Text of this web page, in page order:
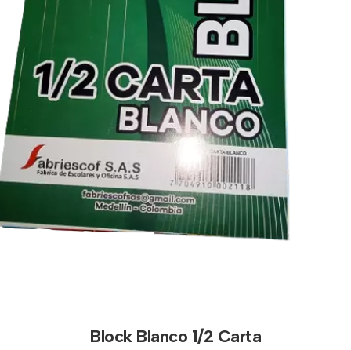
Block Blanco 1/2 Carta